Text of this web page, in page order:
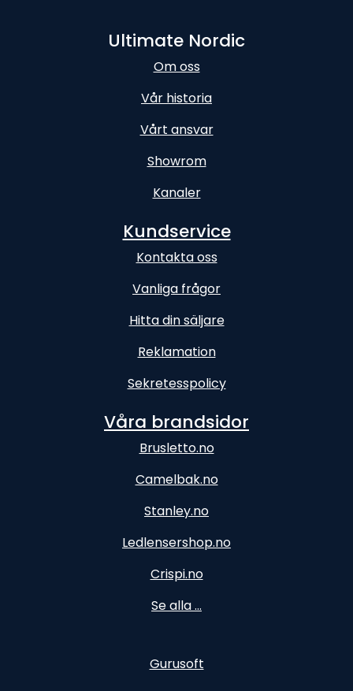
Ultimate Nordic
Om oss
Vår historia
Vårt ansvar
Showrom
Kanaler
Kundservice
Kontakta oss
Vanliga frågor
Hitta din säljare
Reklamation
Sekretesspolicy
Våra brandsidor
Brusletto.no
Camelbak.no
Stanley.no
Ledlensershop.no
Crispi.no
Se alla ...
Gurusoft